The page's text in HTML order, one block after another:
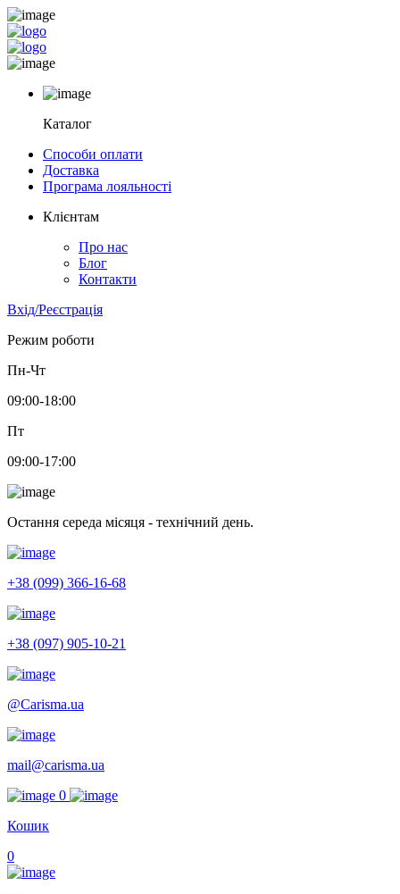
Каталог
Способи оплати
Доставка
Програма лояльності
Клієнтам
Про нас
Блог
Контакти
Вхід/Реєстрація
Режим роботи
Пн-Чт
09:00-18:00
Пт
09:00-17:00
Остання середа місяця - технічний день.
+38 (099) 366-16-68
+38 (097) 905-10-21
@Carisma.ua
mail@carisma.ua
0
Кошик
0